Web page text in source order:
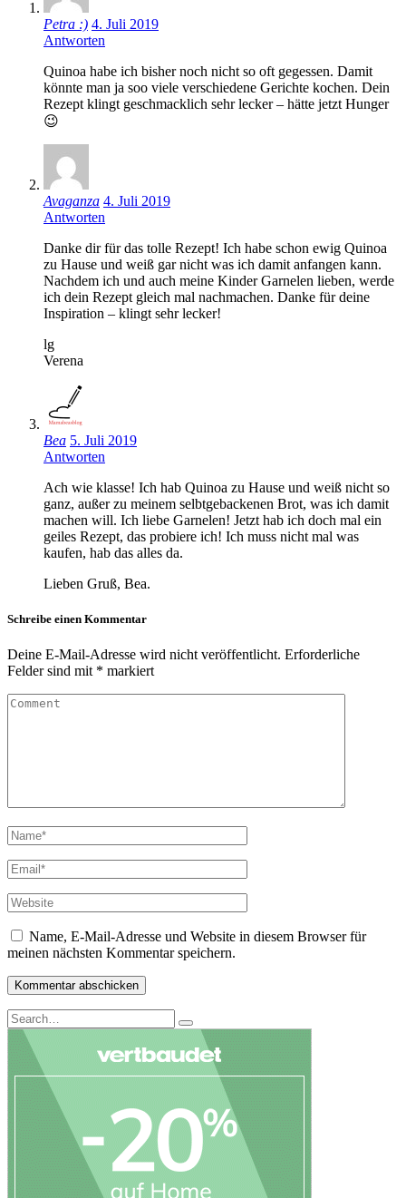
Petra :) 4. Juli 2019
Antworten
Quinoa habe ich bisher noch nicht so oft gegessen. Damit
könnte man ja soo viele verschiedene Gerichte kochen. Dein
Rezept klingt geschmacklich sehr lecker – hätte jetzt Hunger
😉
Avaganza 4. Juli 2019
Antworten
Danke dir für das tolle Rezept! Ich habe schon ewig Quinoa
zu Hause und weiß gar nicht was ich damit anfangen kann.
Nachdem ich und auch meine Kinder Garnelen lieben, werde
ich dein Rezept gleich mal nachmachen. Danke für deine
Inspiration – klingt sehr lecker!
lg
Verena
Bea 5. Juli 2019
Antworten
Ach wie klasse! Ich hab Quinoa zu Hause und weiß nicht so
ganz, außer zu meinem selbtgebackenen Brot, was ich damit
machen will. Ich liebe Garnelen! Jetzt hab ich doch mal ein
geiles Rezept, das probiere ich! Ich muss nicht mal was
kaufen, hab das alles da.
Lieben Gruß, Bea.
Schreibe einen Kommentar
Deine E-Mail-Adresse wird nicht veröffentlicht. Erforderliche
Felder sind mit * markiert
Name, E-Mail-Adresse und Website in diesem Browser für
meinen nächsten Kommentar speichern.
Search
for:
Search